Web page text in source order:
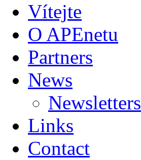
Vítejte
O APEnetu
Partners
News
Newsletters
Links
Contact